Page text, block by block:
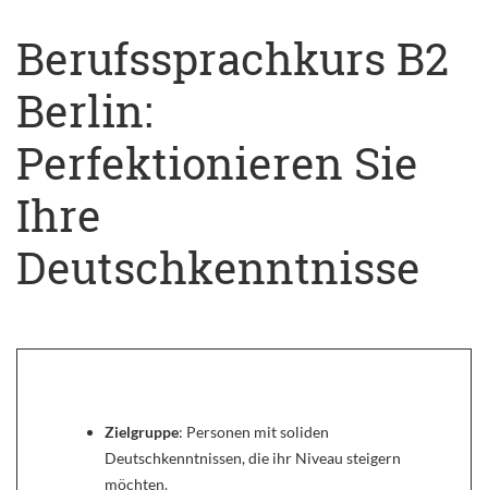
Berufssprachkurs B2
Berlin:
Perfektionieren Sie
Ihre
Deutschkenntnisse
Zielgruppe: Personen mit soliden
Deutschkenntnissen, die ihr Niveau steigern
möchten.